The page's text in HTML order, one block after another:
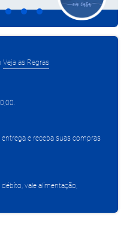
Veja as Regras
entrega e receba suas compras
débito, vale alimentação,